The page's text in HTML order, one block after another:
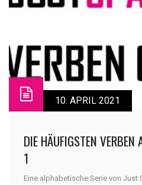
10. APRIL 2021
DIE HÄUFIGSTEN
1
Eine alphabetische Serie von Just